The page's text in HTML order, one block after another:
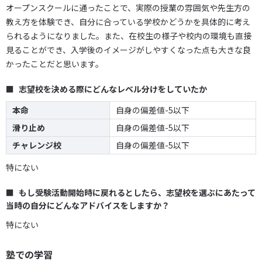
オープンスクールに通ったことで、実際の授業の雰囲気や先生方の
教え方を体験でき、自分に合っている学校かどうかを具体的に考え
られるようになりました。また、在校生の様子や校内の環境も直接
見ることができ、入学後のイメージがしやすくなった点も大きな良
かったことだと思います。
志望校を決める際にどんなレベル分けをしていたか
本命
自身の偏差値-5以下
滑り止め
自身の偏差値-5以下
チャレンジ校
自身の偏差値-5以下
特にない
もし受験活動開始時に戻れるとしたら、志望校を選ぶにあたって
当時の自分にどんなアドバイスをしますか？
特にない
塾での学習